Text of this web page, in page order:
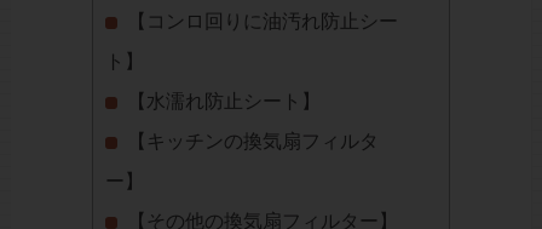
【コンロ回りに油汚れ防止シー
ト】
【水濡れ防止シート】
【キッチンの換気扇フィルタ
ー】
【その他の換気扇フィルター】